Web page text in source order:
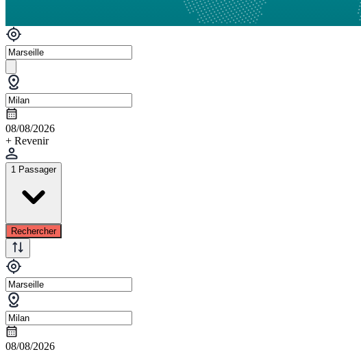
08/08/2026
+ Revenir
1 Passager
Rechercher
08/08/2026